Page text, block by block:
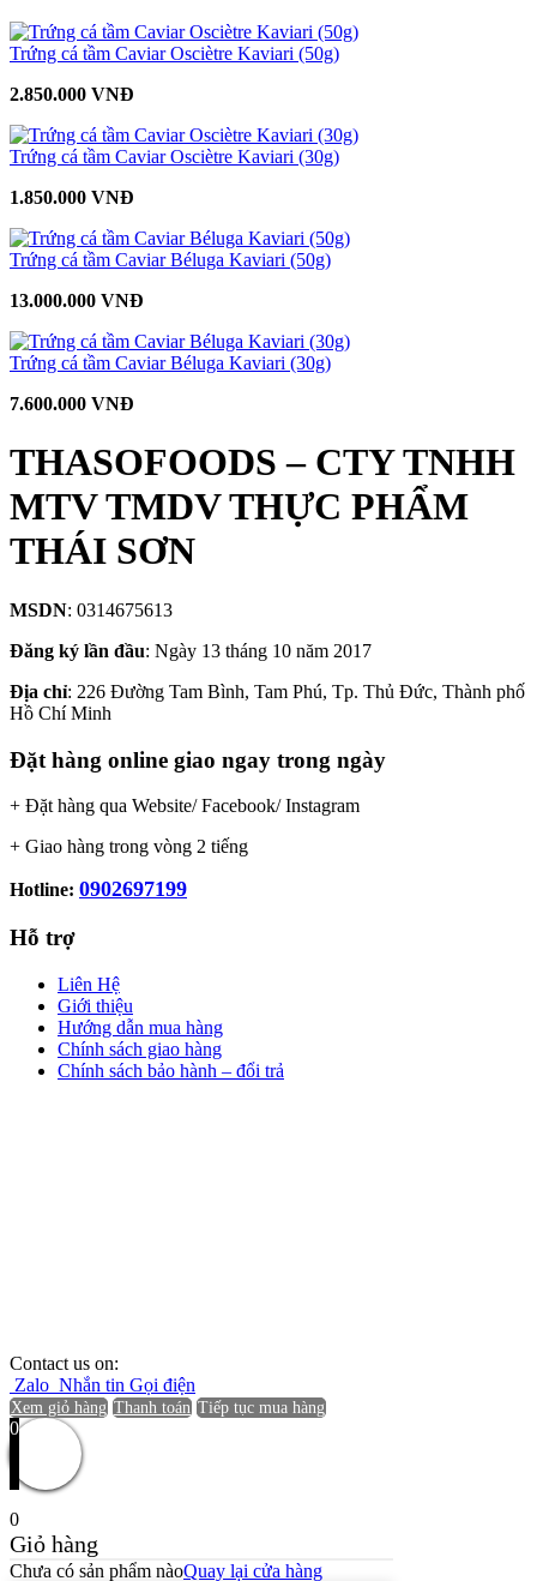
Trứng cá tầm Caviar Osciètre Kaviari (50g)
2.850.000 VNĐ
Trứng cá tầm Caviar Osciètre Kaviari (30g)
1.850.000 VNĐ
Trứng cá tầm Caviar Béluga Kaviari (50g)
13.000.000 VNĐ
Trứng cá tầm Caviar Béluga Kaviari (30g)
7.600.000 VNĐ
THASOFOODS – CTY TNHH
MTV TMDV THỰC PHẨM
THÁI SƠN
MSDN: 0314675613
Đăng ký lần đầu: Ngày 13 tháng 10 năm 2017
Địa chỉ: 226 Đường Tam Bình, Tam Phú, Tp. Thủ Đức, Thành phố
Hồ Chí Minh
Đặt hàng online giao ngay trong ngày
+ Đặt hàng qua Website/ Facebook/ Instagram
+ Giao hàng trong vòng 2 tiếng
Hotline: 0902697199
Hỗ trợ
Liên Hệ
Giới thiệu
Hướng dẫn mua hàng
Chính sách giao hàng
Chính sách bảo hành – đổi trả
Contact us on:
Zalo Nhắn tin Gọi điện
Xem giỏ hàng Thanh toán Tiếp tục mua hàng
0
0
Giỏ hàng
Chưa có sản phẩm nàoQuay lại cửa hàng